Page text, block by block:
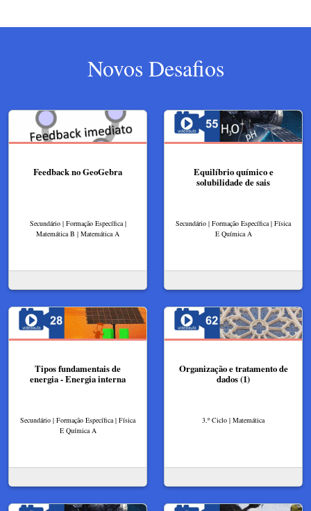
Novos Desafios
Feedback no GeoGebra
Secundário | Formação Específica |
Matemática B | Matemática A
Equilíbrio químico e
solubilidade de sais
Secundário | Formação Específica | Física
E Química A
Tipos fundamentais de
energia - Energia interna
Secundário | Formação Específica | Física
E Química A
Organização e tratamento de
dados (1)
3.º Ciclo | Matemática